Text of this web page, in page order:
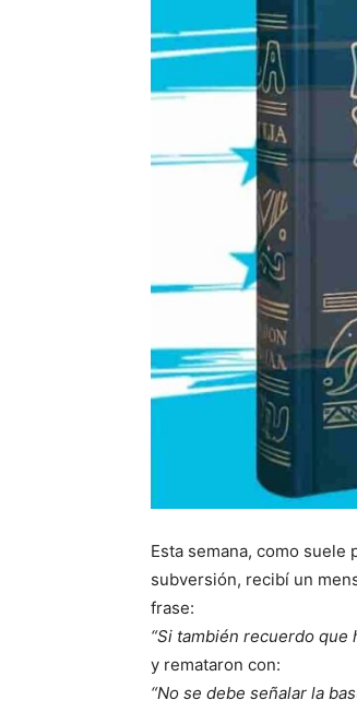
Esta semana, como
subversión, recibí un
frase:
“Si también recuerdo que
y remataron con:
“No se debe señalar la